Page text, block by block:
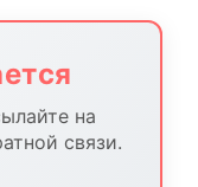
на
связи.